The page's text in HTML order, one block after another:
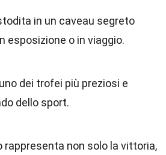
in un caveau segreto
esposizione o in viaggio.
dei trofei più preziosi e
dello sport.
rappresenta non solo la vittoria,